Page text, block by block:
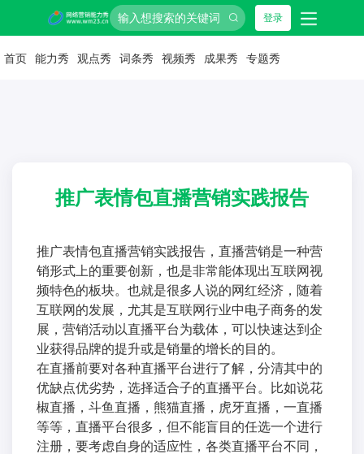
登录
首页 能力秀 观点秀 词条秀 视频秀 成果秀 专题秀
推广表情包直播营销实践报告
推广表情包直播营销实践报告，直播营销是一种营
销形式上的重要创新，也是非常能体现出互联网视
频特色的板块。也就是很多人说的网红经济，随着
互联网的发展，尤其是互联网行业中电子商务的发
展，营销活动以直播平台为载体，可以快速达到企
业获得品牌的提升或是销量的增长的目的。
在直播前要对各种直播平台进行了解，分清其中的
优缺点优劣势，选择适合子的直播平台。比如说花
椒直播，斗鱼直播，熊猫直播，虎牙直播，一直播
等等，直播平台很多，但不能盲目的任选一个进行
注册，要考虑自身的适应性，各类直播平台不同，